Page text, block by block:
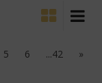
5 6 ...42 »